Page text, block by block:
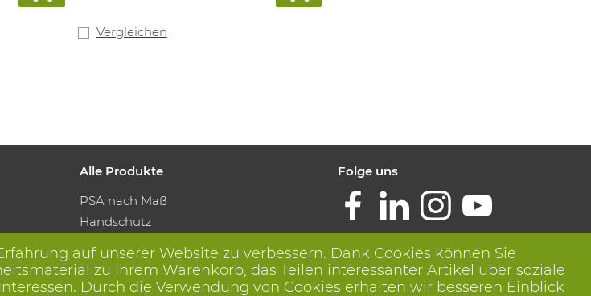
Vergleichen
auf unserer Website zu verbessern. Dank Cookies können Sie
zu Ihrem Warenkorb, das Teilen interessanter Artikel über soziale
Durch die Verwendung von Cookies erhalten wir besseren Einblick
Alle Produkte
PSA nach Maß
Handschutz
Protektive Kleidung
Folge uns